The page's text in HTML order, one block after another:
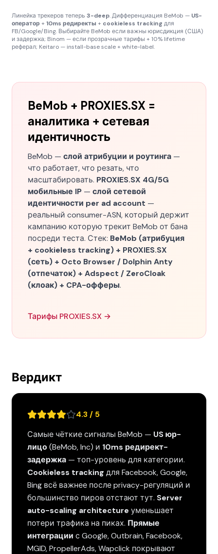
Линейка трекеров теперь 3-deep. Дифференциация BeMob — US-
оператор +10ms редиректы + cookieless tracking для
FB/Google/Bing. Выбирайте BeMob если важны юрисдикция (США)
и задержка; Binom — если прозрачные тарифы + 10% lifetime
реферал; Keitaro — install-base scale + white-label.
BeMob + PROXIES.SX =
аналитика + сетевая
идентичность
BeMob — слой атрибуции и роутинга —
что работает, что резать, что
масштабировать. PROXIES.SX 4G/5G
мобильные IP — слой сетевой
идентичности per ad account —
реальный consumer-ASN, который держит
кампанию которую трекит BeMob от бана
посреди теста. Стек: BeMob (атрибуция
+ cookieless tracking) + PROXIES.SX
(сеть) + Octo Browser / Dolphin Anty
(отпечаток) + Adspect / ZeroCloak
(клоак) + CPA-офферы.
Тарифы PROXIES.SX →
Вердикт
4.3 / 5
Самые чёткие сигналы BeMob — US юр-
лицо(BeMob, Inc) и 10ms редирект-
задержка — топ-уровень для категории.
Cookieless tracking для Facebook, Google,
Bing всё важнее после privacy-регуляций и
большинство пиров отстают тут. Server
auto-scaling architecture уменьшает
потери трафика на пиках. Прямые
интеграции с Google, Outbrain, Facebook,
MGID, PropellerAds, Wapclick покрывают